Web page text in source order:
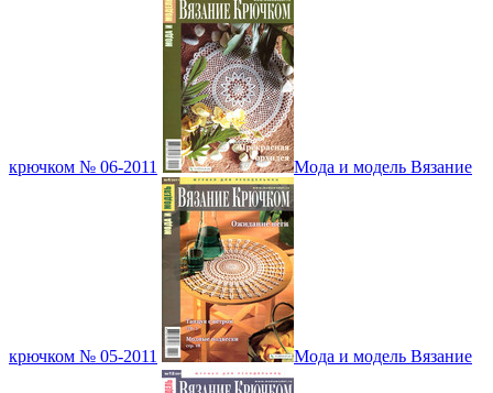
крючком № 06-2011 Мода и модель Вязание
крючком № 05-2011 Мода и модель Вязание